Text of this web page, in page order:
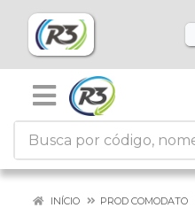
INÍCIO
PROD COMODATO